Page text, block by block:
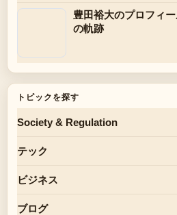
豊田裕大のプロフィ
の軌跡
トピックを探す
Society & Regulation
テック
ビジネス
ブログ